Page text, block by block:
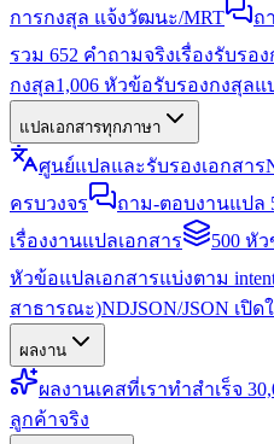
การกงสุล แจ้งวัฒนะ/MRT
ถ
รวม 652 คำถามจริงเรื่องรับรอ
กงสุล1,006 หัวข้อรับรองกงสุลแ
แปลเอกสารทุกภาษา
ศูนย์แปลและรับรองเอกสาร
ครบวงจร
ถาม-ตอบงานแปล
เรื่องงานแปลเอกสาร
500 หั
หัวข้อแปลเอกสารแบ่งตาม
สาธารณะ)NDJSON/JSON เปิ
ผลงาน
ผลงานเคสที่เราทำสำเร็จ
ลูกค้าจริง